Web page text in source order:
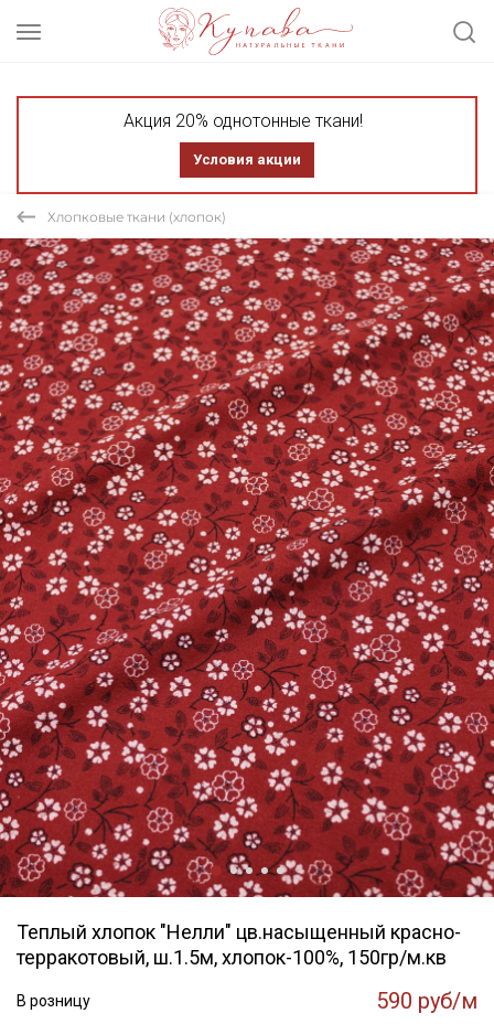
Акция 20% однотонные ткани!
Условия акции
Хлопковые ткани (хлопок)
Теплый хлопок "Нелли" цв.насыщенный красно-
терракотовый, ш.1.5м, хлопок-100%, 150гр/м.кв
В розницу 590 руб/м